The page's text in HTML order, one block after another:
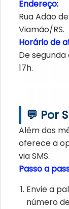
Endereço:
Rua Adão
Viamão/RS.
Horário de
De segunda
17h.
💬 Por
Além dos
oferece a
via SMS.
Passo a
Envie a
número